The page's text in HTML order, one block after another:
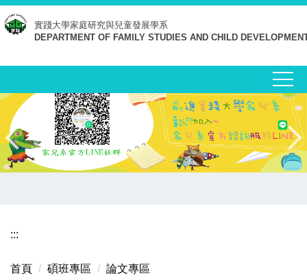
跳
到
要
容
區
實踐大學家庭研究與兒童發展學系
DEPARTMENT OF FAMILY STUDIES AND CHILD
:::
首頁 碩班專區 論文專區